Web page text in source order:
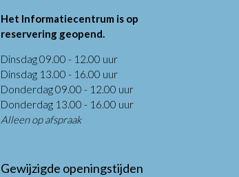
Het Informatiecentrum is op
reservering geopend.
Dinsdag 09.00 - 12.00 uur
Dinsdag 13.00 - 16.00 uur
Donderdag 09.00 - 12.00 uur
Donderdag 13.00 - 16.00 uur
Alleen op afspraak
Gewijzigde openingstijden